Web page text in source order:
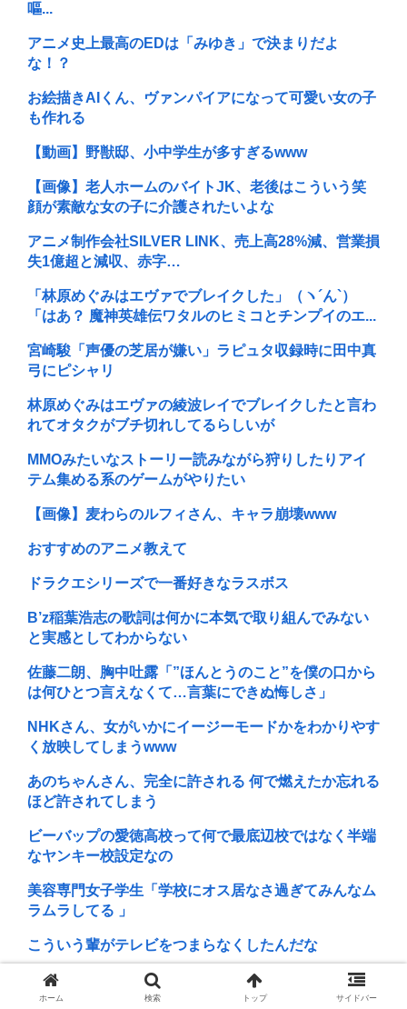
嘔...
アニメ史上最高のEDは「みゆき」で決まりだよ
な！？
お絵描きAIくん、ヴァンパイアになって可愛い女の子
も作れる
【動画】野獣邸、小中学生が多すぎるwww
【画像】老人ホームのバイトJK、老後はこういう笑
顔が素敵な女の子に介護されたいよな
アニメ制作会社SILVER LINK、売上高28%減、営業損
失1億超と減収、赤字…
「林原めぐみはエヴァでブレイクした」（ヽ´ん`）
「はあ？ 魔神英雄伝ワタルのヒミコとチンプイのエ...
宮崎駿「声優の芝居が嫌い」ラピュタ収録時に田中真
弓にピシャリ
林原めぐみはエヴァの綾波レイでブレイクしたと言わ
れてオタクがブチ切れしてるらしいが
MMOみたいなストーリー読みながら狩りしたりアイ
テム集める系のゲームがやりたい
【画像】麦わらのルフィさん、キャラ崩壊www
おすすめのアニメ教えて
ドラクエシリーズで一番好きなラスボス
B’z稲葉浩志の歌詞は何かに本気で取り組んでみない
と実感としてわからない
佐藤二朗、胸中吐露「”ほんとうのこと”を僕の口から
は何ひとつ言えなくて…言葉にできぬ悔しさ」
NHKさん、女がいかにイージーモードかをわかりやす
く放映してしまうwww
あのちゃんさん、完全に許される 何で燃えたか忘れる
ほど許されてしまう
ビーバップの愛徳高校って何で最底辺校ではなく半端
なヤンキー校設定なの
美容専門女子学生「学校にオス居なさ過ぎてみんなム
ラムラしてる 」
こういう輩がテレビをつまらなくしたんだな
ABCアニメーション、営業損失7000万円の赤字。名
探偵プリキュアなどの物販を展開
ホーム 検索 トップ サイドバー